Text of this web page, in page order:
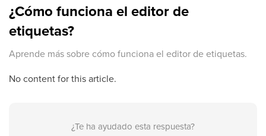
¿Cómo funciona el editor de
etiquetas?
Aprende más sobre cómo funciona el editor de etiquetas.
No content for this article.
¿Te ha ayudado esta respuesta?